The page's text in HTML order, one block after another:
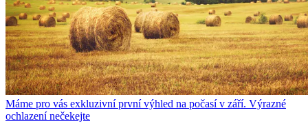
Máme pro vás exkluzivní první výhled na počasí v září. Výrazné
ochlazení nečekejte